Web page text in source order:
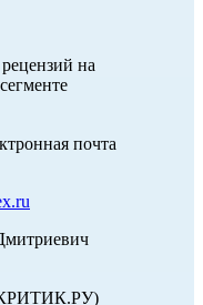
на
почта